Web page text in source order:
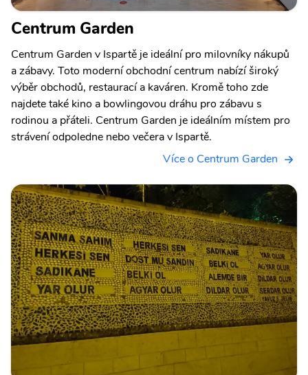
Centrum Garden
Centrum Garden v Ispartě je ideální pro milovníky nákupů
a zábavy. Toto moderní obchodní centrum nabízí široký
výběr obchodů, restaurací a kaváren. Kromě toho zde
najdete také kino a bowlingovou dráhu pro zábavu s
rodinou a přáteli. Centrum Garden je ideálním místem pro
strávení odpoledne nebo večera v Ispartě.
Více o Centrum Garden